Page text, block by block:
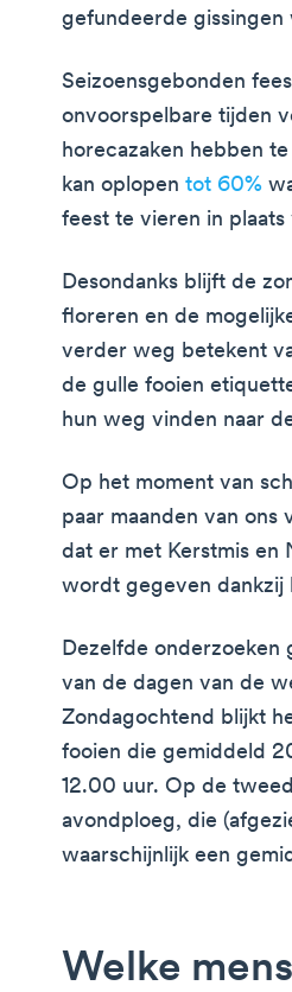
gefundeerde gissingen
Seizoensgebonden
onvoorspelbare tijden
horecazaken hebben
kan oplopentot 60%
feest te vieren in plaats
Desondanks blijft de
floreren en de
verder weg betekent
de gulle fooien
hun weg vinden naar
Op het moment van
paar maanden van
dat er met Kerstmis en
wordt gegeven dankzij
Dezelfde onderzoeken
van de dagen van de
Zondagochtend blijkt
fooien die gemiddeld
12.00 uur. Op de
avondploeg, die
waarschijnlijk een
Welke